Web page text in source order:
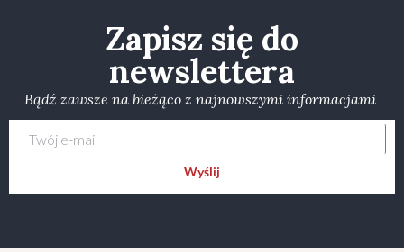
Zapisz się do
newslettera
Bądź zawsze na bieżąco z najnowszymi informacjami
Wyślij